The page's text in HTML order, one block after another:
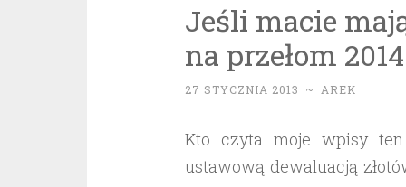
Jeśli macie
na przełom
27 STYCZNIA 2013 ~ AREK
Kto czyta moje wpisy
ustawową dewaluacją